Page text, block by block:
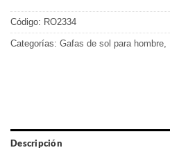
Código: RO2334
Categorías: Gafas de sol para hombre,
Descripción